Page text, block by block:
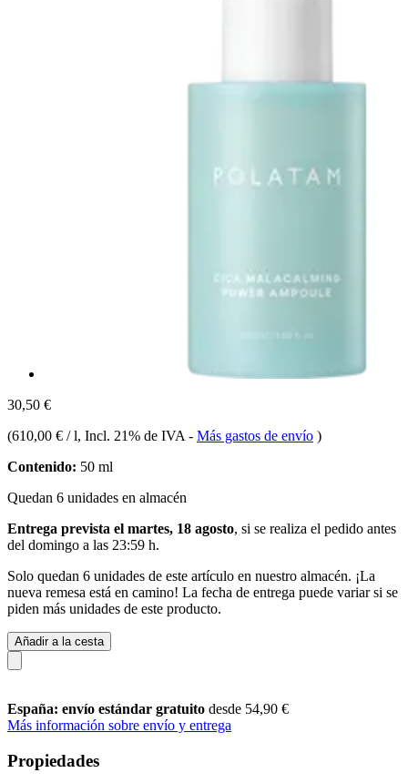
30,50 €
(610,00 € / l, Incl. 21% de IVA - Más gastos de envío )
Contenido: 50 ml
Quedan 6 unidades en almacén
Entrega prevista el martes, 18 agosto, si se realiza el pedido antes
del domingo a las 23:59 h.
Solo quedan 6 unidades de este artículo en nuestro almacén. ¡La
nueva remesa está en camino! La fecha de entrega puede variar si se
piden más unidades de este producto.
Añadir a la cesta
España: envío estándar gratuito desde 54,90 €
Más información sobre envío y entrega
Propiedades